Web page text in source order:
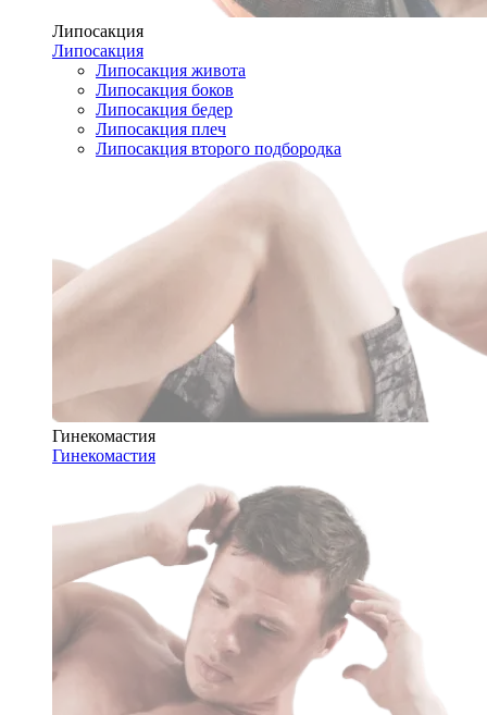
Липосакция
Липосакция
Липосакция живота
Липосакция боков
Липосакция бедер
Липосакция плеч
Липосакция второго подбородка
Гинекомастия
Гинекомастия